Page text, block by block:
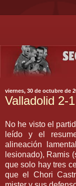
viernes, 30 de octubre de
Valladolid 2-
No he visto el
leído y el
alineación
lesionado), Ramis
que solo hay tres
que el Chori